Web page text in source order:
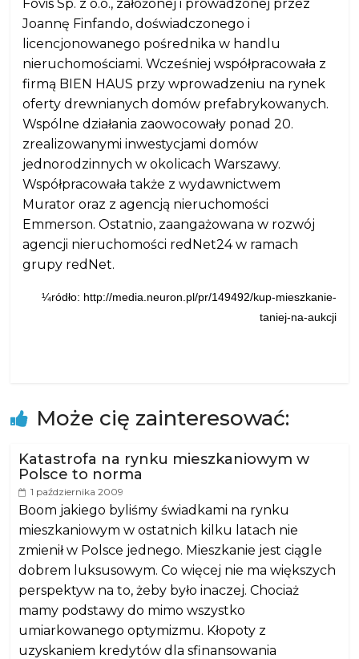
Fovis Sp. z o.o., założonej i prowadzonej przez
Joannę Finfando, doświadczonego i
licencjonowanego pośrednika w handlu
nieruchomościami. Wcześniej współpracowała z
firmą BIEN HAUS przy wprowadzeniu na rynek
oferty drewnianych domów prefabrykowanych.
Wspólne działania zaowocowały ponad 20.
zrealizowanymi inwestycjami domów
jednorodzinnych w okolicach Warszawy.
Współpracowała także z wydawnictwem
Murator oraz z agencją nieruchomości
Emmerson. Ostatnio, zaangażowana w rozwój
agencji nieruchomości redNet24 w ramach
grupy redNet.
¼ródło: http://media.neuron.pl/pr/149492/kup-mieszkanie-
taniej-na-aukcji
Może cię zainteresować:
Katastrofa na rynku mieszkaniowym w
Polsce to norma
1 października 2009
Boom jakiego byliśmy świadkami na rynku
mieszkaniowym w ostatnich kilku latach nie
zmienił w Polsce jednego. Mieszkanie jest ciągle
dobrem luksusowym. Co więcej nie ma większych
perspektyw na to, żeby było inaczej. Chociaż
mamy podstawy do mimo wszystko
umiarkowanego optymizmu. Kłopoty z
uzyskaniem kredytów dla sfinansowania